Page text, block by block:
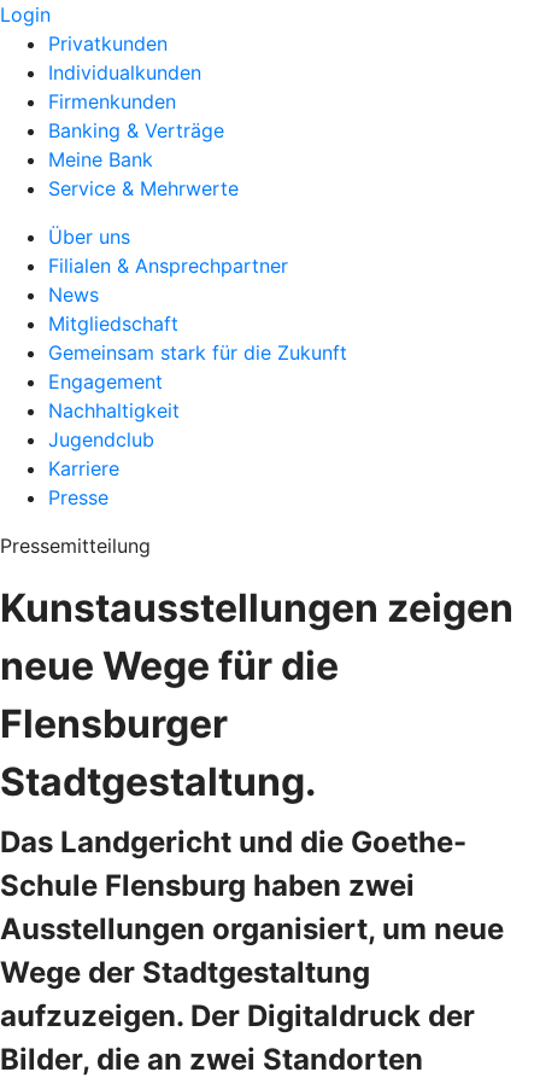
Login
Privatkunden
Individualkunden
Firmenkunden
Banking & Verträge
Meine Bank
Service & Mehrwerte
Über uns
Filialen & Ansprechpartner
News
Mitgliedschaft
Gemeinsam stark für die Zukunft
Engagement
Nachhaltigkeit
Jugendclub
Karriere
Presse
Pressemitteilung
Kunstausstellungen zeigen
neue Wege für die
Flensburger
Stadtgestaltung.
Das Landgericht und die Goethe-
Schule Flensburg haben zwei
Ausstellungen organisiert, um neue
Wege der Stadtgestaltung
aufzuzeigen. Der Digitaldruck der
Bilder, die an zwei Standorten